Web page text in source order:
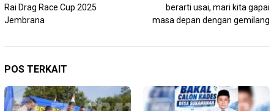
Rai Drag Race Cup 2025
Jembrana
berarti usai, mari kita gapai
masa depan dengan gemilang
POS TERKAIT